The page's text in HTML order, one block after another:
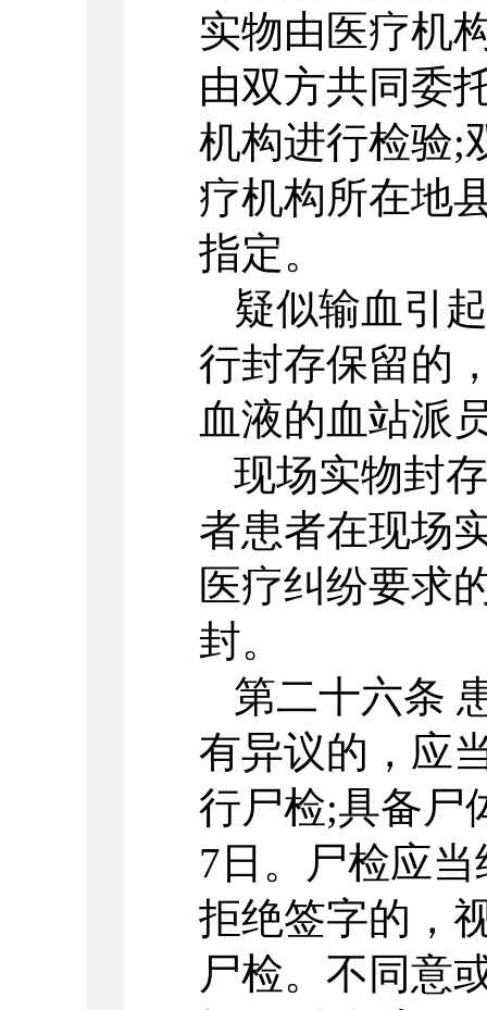
实物由医疗机
由双方共同委
机构进行检验;
疗机构所在地
指定。
疑似输血引
行封存保留的
血液的血站派
现场实物封
者患者在现场
医疗纠纷要求
封。
第二十六条
有异议的，应
行尸检;具备尸
7日。尸检应
拒绝签字的，
尸检。不同意